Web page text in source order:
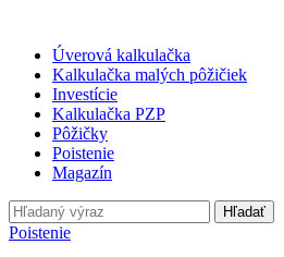
Úverová kalkulačka
Kalkulačka malých pôžičiek
Investície
Kalkulačka PZP
Pôžičky
Poistenie
Magazín
Hľadať
Poistenie